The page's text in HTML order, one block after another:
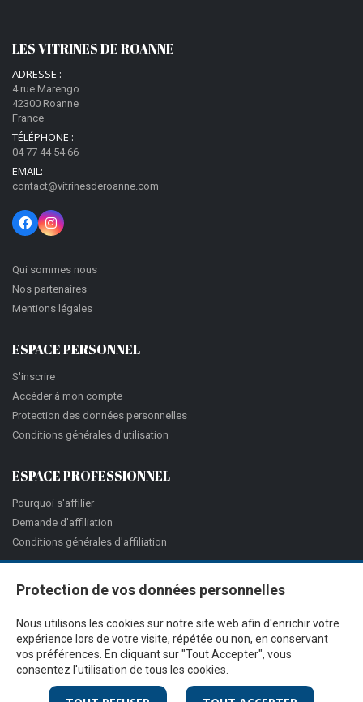
Protection de vos données personnelles
Nous utilisons les cookies sur notre site web afin d'enrichir votre
expérience lors de votre visite, répétée ou non, en conservant
vos préférences. En cliquant sur "Tout Accepter", vous
consentez l'utilisation de tous les cookies.
LES VITRINES DE ROANNE
ADRESSE :
4 rue Marengo
42300 Roanne
France
TÉLÉPHONE :
04 77 44 54 66
EMAIL:
contact@vitrinesderoanne.com
Qui sommes nous
Nos partenaires
Mentions légales
ESPACE PERSONNEL
S'inscrire
Accéder à mon compte
Protection des données personnelles
Conditions générales d'utilisation
ESPACE PROFESSIONNEL
Pourquoi s'affilier
Demande d'affiliation
Conditions générales d'affiliation
@Proximité v.7.27.3-1 - Tous droits réservés - © 2026Ciss